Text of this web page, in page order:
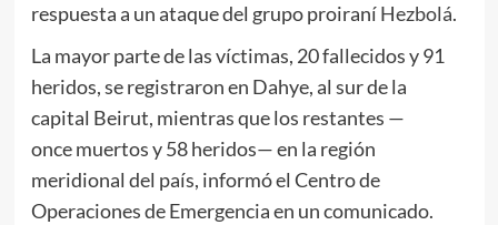
respuesta a un ataque del grupo proiraníHezbolá.
La mayor parte de las víctimas, 20 fallecidos y 91
heridos, se registraron en Dahye, al sur de la
capital Beirut, mientras que los restantes —
once muertos y 58 heridos— en la región
meridional del país, informó el Centro de
Operaciones de Emergencia en un comunicado.